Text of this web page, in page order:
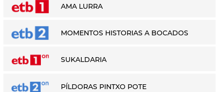
AMA LURRA
MOMENTOS HISTORIAS A BOCADOS
SUKALDARIA
PÍLDORAS PINTXO POTE